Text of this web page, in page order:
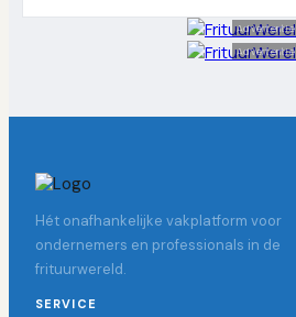
Advertentie
Advertentie
Hét onafhankelijke vakplatform voor
ondernemers en professionals in de
frituurwereld.
SERVICE